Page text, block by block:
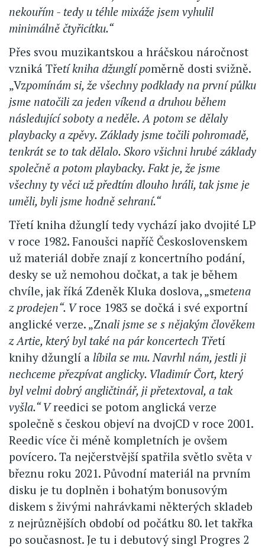
nekouřím - tedy u téhle mixáže jsem vyhulil
minimálně čtyřicítku.“
Přes svou muzikantskou a hráčskou náročnost
vzniká Třetí kniha džunglí poměrně dosti svižně.
„Vzpomínám si, že všechny podklady na první půlku
jsme natočili za jeden víkend a druhou během
následující soboty a neděle. A potom se dělaly
playbacky a zpěvy. Základy jsme točili pohromadě,
tenkrát se to tak dělalo. Skoro všichni hrubé základy
společně a potom playbacky. Fakt je, že jsme
všechny ty věci už předtím dlouho hráli, tak jsme je
uměli, byli jsme hodně sehraní.“
Třetí kniha džunglí tedy vychází jako dvojité LP
v roce 1982. Fanoušci napříč Československem
už materiál dobře znají z koncertního podání,
desky se už nemohou dočkat, a tak je během
chvíle, jak říká Zdeněk Kluka doslova, „smetena
z prodejen“. Vroce 1983 se dočká i své exportní
anglické verze. „Znali jsme se s nějakým člověkem
z Artie, který byl také na pár koncertech Třetí
knihy džunglí a líbila se mu. Navrhl nám, jestli ji
nechceme přezpívat anglicky. Vladimír Čort, který
byl velmi dobrý angličtinář, ji přetextoval, a tak
vyšla.“ Vreedici se potom anglická verze
společně s českou objeví na dvojCD v roce 2001.
Reedic více či méně kompletních je ovšem
povícero. Ta nejčerstvější spatřila světlo světa v
březnu roku 2021. Původní materiál na prvním
disku je tu doplněn i bohatým bonusovým
diskem s živými nahrávkami některých skladeb
z nejrůznějších období od počátku 80. let takřka
po současnost. Je tu i debutový singl Progres 2